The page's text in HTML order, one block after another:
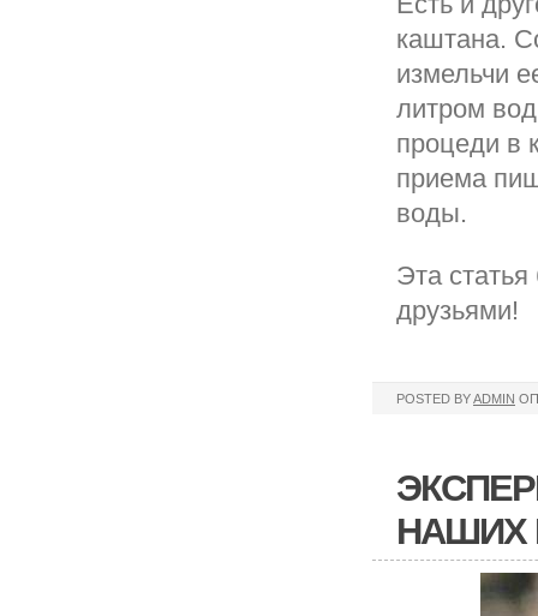
каштана.
измельчи
литром
процеди в
приема
воды.
Эта
друзьями!
POSTED BYADMIN
НАШИХ